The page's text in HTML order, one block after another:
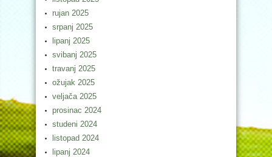
rujan 2025
srpanj 2025
lipanj 2025
svibanj 2025
travanj 2025
ožujak 2025
veljača 2025
prosinac 2024
studeni 2024
listopad 2024
lipanj 2024